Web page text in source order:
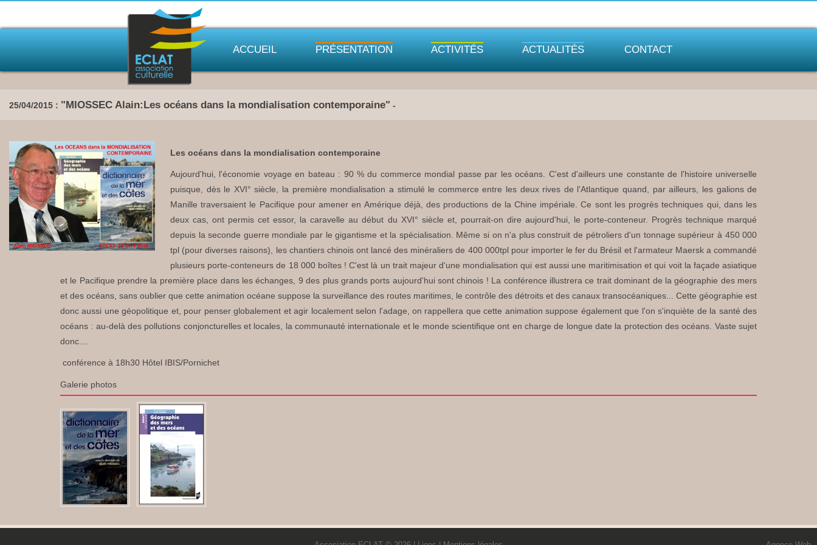
ACCUEIL PRÉSENTATION ACTIVITÉS ACTUALITÉS CONTACT
25/04/2015 : "MIOSSEC Alain:Les océans dans la mondialisation contemporaine" -
Les océans dans la mondialisation contemporaine
Aujourd'hui, l'économie voyage en bateau : 90 % du commerce mondial passe par les océans. C'est d'ailleurs une constante de l'histoire universelle
puisque, dès le XVI° siècle, la première mondialisation a stimulé le commerce entre les deux rives de l'Atlantique quand, par ailleurs, les galions de
Manille traversaient le Pacifique pour amener en Amérique déjà, des productions de la Chine impériale. Ce sont les progrès techniques qui, dans les
deux cas, ont permis cet essor, la caravelle au début du XVI° siècle et, pourrait-on dire aujourd'hui, le porte-conteneur. Progrès technique marqué
depuis la seconde guerre mondiale par le gigantisme et la spécialisation. Même si on n'a plus construit de pétroliers d'un tonnage supérieur à 450 000
tpl (pour diverses raisons), les chantiers chinois ont lancé des minéraliers de 400 000tpl pour importer le fer du Brésil et l'armateur Maersk a commandé
plusieurs porte-conteneurs de 18 000 boîtes ! C'est là un trait majeur d'une mondialisation qui est aussi une maritimisation et qui voit la façade asiatique
et le Pacifique prendre la première place dans les échanges, 9 des plus grands ports aujourd'hui sont chinois ! La conférence illustrera ce trait dominant de la géographie des mers
et des océans, sans oublier que cette animation océane suppose la surveillance des routes maritimes, le contrôle des détroits et des canaux transocéaniques... Cette géographie est
donc aussi une géopolitique et, pour penser globalement et agir localement selon l'adage, on rappellera que cette animation suppose également que l'on s'inquiète de la santé des
océans : au-delà des pollutions conjoncturelles et locales, la communauté internationale et le monde scientifique ont en charge de longue date la protection des océans. Vaste sujet
donc....
conférence à 18h30 Hôtel IBIS/Pornichet
Galerie photos